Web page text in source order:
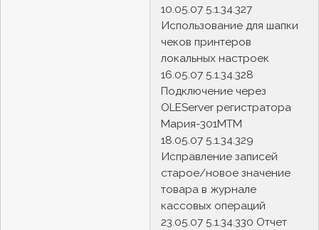
10.05.07 5.1.34.327
Использование для шапки
чеков принтеров
локальных настроек
16.05.07 5.1.34.328
Подключение через
OLEServer регистратора
Мария-301МТМ
18.05.07 5.1.34.329
Исправление записей
старое/новое значение
товара в журнале
кассовых операций
23.05.07 5.1.34.330 Отчет